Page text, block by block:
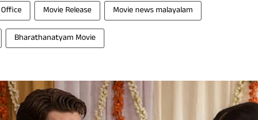
Movie Release Movie news malayalam
Bharathanatyam Movie